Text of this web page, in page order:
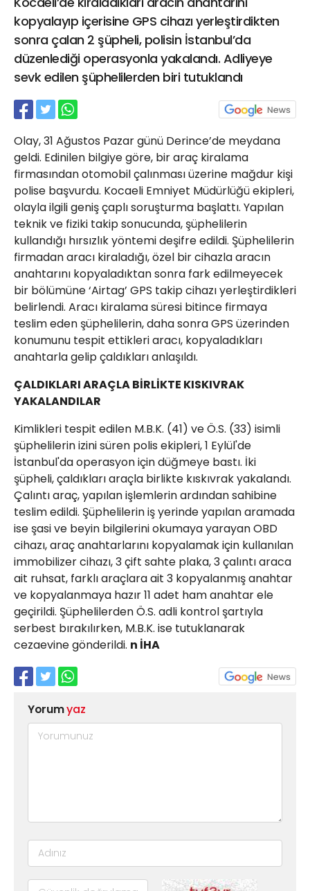
kopyalayıp içerisine GPS cihazı yerleştirdikten
sonra çalan 2 şüpheli, polisin İstanbul’da
düzenlediği operasyonla yakalandı. Adliyeye
sevk edilen şüphelilerden biri tutuklandı
Olay, 31 Ağustos Pazar günü Derince’de meydana
geldi. Edinilen bilgiye göre, bir araç kiralama
firmasından otomobil çalınması üzerine mağdur kişi
polise başvurdu. Kocaeli Emniyet Müdürlüğü ekipleri,
olayla ilgili geniş çaplı soruşturma başlattı. Yapılan
teknik ve fiziki takip sonucunda, şüphelilerin
kullandığı hırsızlık yöntemi deşifre edildi. Şüphelilerin
firmadan aracı kiraladığı, özel bir cihazla aracın
anahtarını kopyaladıktan sonra fark edilmeyecek
bir bölümüne ‘Airtag’ GPS takip cihazı yerleştirdikleri
belirlendi. Aracı kiralama süresi bitince firmaya
teslim eden şüphelilerin, daha sonra GPS üzerinden
konumunu tespit ettikleri aracı, kopyaladıkları
anahtarla gelip çaldıkları anlaşıldı.
ÇALDIKLARI ARAÇLA BİRLİKTE KISKIVRAK
YAKALANDILAR
Kimlikleri tespit edilen M.B.K. (41) ve Ö.S. (33) isimli
şüphelilerin izini süren polis ekipleri, 1 Eylül'de
İstanbul'da operasyon için düğmeye bastı. İki
şüpheli, çaldıkları araçla birlikte kıskıvrak yakalandı.
Çalıntı araç, yapılan işlemlerin ardından sahibine
teslim edildi. Şüphelilerin iş yerinde yapılan aramada
ise şasi ve beyin bilgilerini okumaya yarayan OBD
cihazı, araç anahtarlarını kopyalamak için kullanılan
immobilizer cihazı, 3 çift sahte plaka, 3 çalıntı araca
ait ruhsat, farklı araçlara ait 3 kopyalanmış anahtar
ve kopyalanmaya hazır 11 adet ham anahtar ele
geçirildi. Şüphelilerden Ö.S. adli kontrol şartıyla
serbest bırakılırken, M.B.K. ise tutuklanarak
cezaevine gönderildi. n İHA
Yorumyaz
21 Gölcük
02624132333
haber@golcukpostasi.com